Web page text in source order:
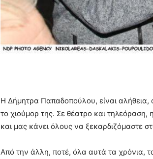
Η Δήμητρα Παπαδοπούλου, είναι
το χιούμορ της. Σε θέατρο και
και μας κάνει όλους να ξεκαρδιζόμαστε
Από την άλλη, ποτέ, όλα αυτά τα χρόνια,